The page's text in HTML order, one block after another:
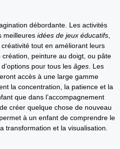
débordante. Les activités
meilleures idées de jeux éducatifs
tout en améliorant leurs
peinture au doigt, ou pâte
pour tous les âges . Les
accès à une large gamme
la concentration, la patience et la
que dans l’accompagnement
créer quelque chose de nouveau
à un enfant de comprendre le
transformation et la visualisation.